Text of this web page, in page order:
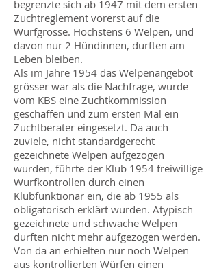
begrenzte sich ab 1947 mit dem ersten
Zuchtreglement vorerst auf die
Wurfgrösse. Höchstens 6 Welpen, und
davon nur 2 Hündinnen, durften am
Leben bleiben.
Als im Jahre 1954 das Welpenangebot
grösser war als die Nachfrage, wurde
vom KBS eine Zuchtkommission
geschaffen und zum ersten Mal ein
Zuchtberater eingesetzt. Da auch
zuviele, nicht standardgerecht
gezeichnete Welpen aufgezogen
wurden, führte der Klub 1954 freiwillige
Wurfkontrollen durch einen
Klubfunktionär ein, die ab 1955 als
obligatorisch erklärt wurden. Atypisch
gezeichnete und schwache Welpen
durften nicht mehr aufgezogen werden.
Von da an erhielten nur noch Welpen
aus kontrollierten Würfen einen